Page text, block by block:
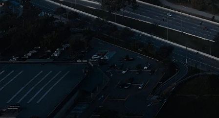
HOME
NOTÍCIAS
INSTAGRAM TESTA INTERRUPÇÕES
FORÇADAS NO FEED COM ANÚNCIOS.
CONFIRA OS DESTAQUES DESSA
QUINTA-FEIRA (06).